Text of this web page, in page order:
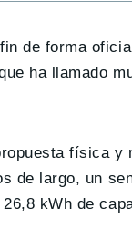
de forma
ha llamado
física
de largo, un
kWh de